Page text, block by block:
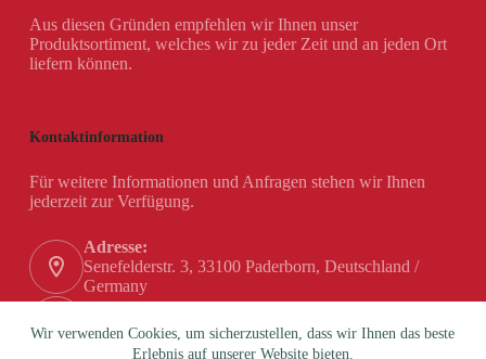
Wir verwenden Cookies, um sicherzustellen, dass wir Ihnen das beste
Erlebnis auf unserer Website bieten.
Aus diesen Gründen empfehlen wir Ihnen unser
Produktsortiment, welches wir zu jeder Zeit und an jeden Ort
liefern können.
Kontaktinformation
Für weitere Informationen und Anfragen stehen wir Ihnen
jederzeit zur Verfügung.
Adresse:
Senefelderstr. 3, 33100 Paderborn, Deutschland /
Germany
+49 (0) 5251 / 180 84-0